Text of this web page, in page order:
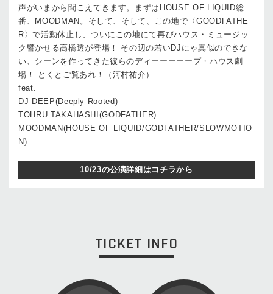
声がいまから聞こえてきます。まずはHOUSE OF LIQUID総
番、MOODMAN。そして、そして、この地で〈GOODFATHE
R〉で活動休止し、ついにこの地にて再びハウス・ミュージッ
ク響かせる高橋透が登場！ その辺の若いDJにゃ真似のできな
い、シーンを作ってきた彼らのディーーーーープ・ハウス劇
場！ とくとご覧あれ！（河村祐介）
feat.
DJ DEEP(Deeply Rooted)
TOHRU TAKAHASHI(GODFATHER)
MOODMAN(HOUSE OF LIQUID/GODFATHER/SLOWMOTIO
N)
10/23の公演詳細はコチラから
TICKET INFO